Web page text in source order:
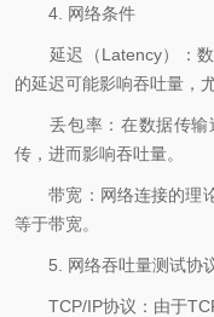
4. 网络条件
延迟（Latency）：数
的延迟可能影响吞吐量，
丢包率：在数据传输
传，进而影响吞吐量。
带宽：网络连接的理论
等于带宽。
5. 网络吞吐量测试协
TCP/IP协议：由于TCP